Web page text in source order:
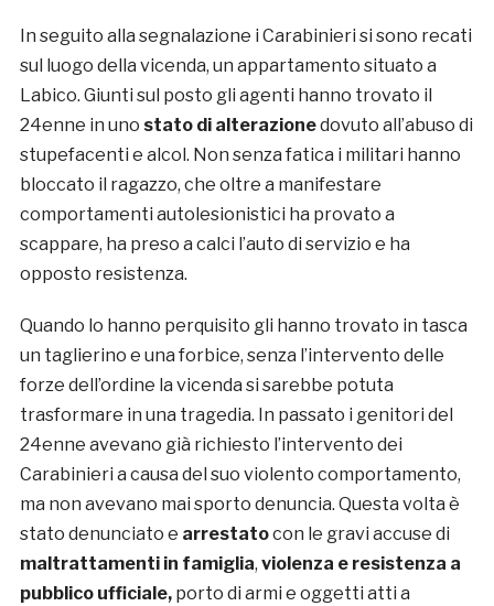
In seguito alla segnalazione i Carabinieri si sono recati
sul luogo della vicenda, un appartamento situato a
Labico. Giunti sul posto gli agenti hanno trovato il
24enne in uno stato di alterazionedovuto all’abuso di
stupefacenti e alcol. Non senza fatica i militari hanno
bloccato il ragazzo, che oltre a manifestare
comportamenti autolesionistici ha provato a
scappare, ha preso a calci l’auto di servizio e ha
opposto resistenza.
Quando lo hanno perquisito gli hanno trovato in tasca
un taglierino e una forbice, senza l’intervento delle
forze dell’ordine la vicenda si sarebbe potuta
trasformare in una tragedia. In passato i genitori del
24enne avevano già richiesto l’intervento dei
Carabinieri a causa del suo violento comportamento,
ma non avevano mai sporto denuncia. Questa volta è
stato denunciato e arrestatocon le gravi accuse di
maltrattamenti in famiglia, violenza e resistenza a
pubblico ufficiale,porto di armi e oggetti atti a